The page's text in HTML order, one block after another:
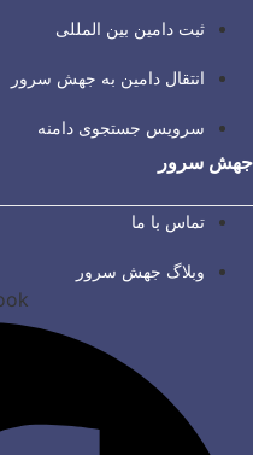
ثبت دامین بین المللی
انتقال دامین به جهش سرور
سرویس جستجوی دامنه
جهش سرور
تماس با ما
وبلاگ جهش سرور